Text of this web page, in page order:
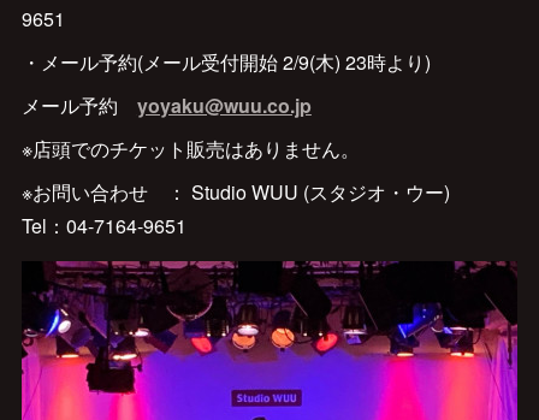
9651‬
・メール予約(メール受付開始 2/9(木) 23時より)
メール予約 yoyaku@wuu.co.jp
※店頭でのチケット販売はありません。
※お問い合わせ ： Studio WUU (スタジオ・ウー)
Tel：‪04-7164-9651‬